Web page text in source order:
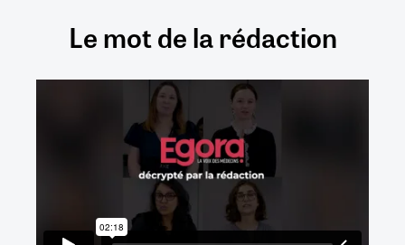
Le mot de la rédaction